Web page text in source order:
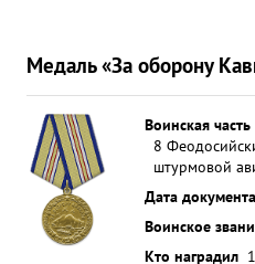
Медаль «За оборону
Воинская часть
8
штурмовой
Дата документа
Воинское
Кто наградил